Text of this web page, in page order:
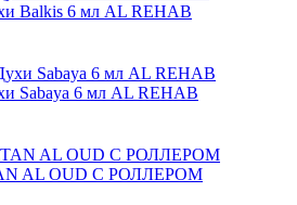
Balkis 6 мл AL REHAB
Sabaya 6 мл AL REHAB
AL OUD С РОЛЛЕРОМ